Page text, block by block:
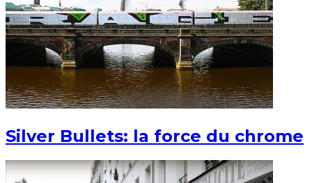
Silver Bullets: la force du chrome